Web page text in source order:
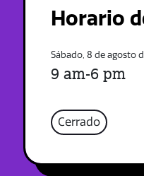
Horario
Sábado, 8 de agosto
9 am-6 pm
Cerrado